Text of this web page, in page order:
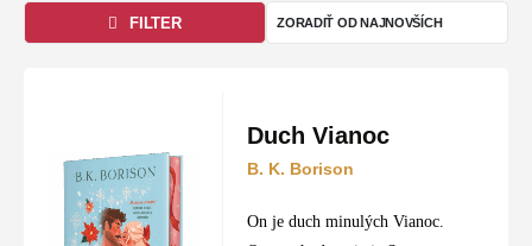
príbehov pod imelom až po mrazivé zimné thrillery a
nestarnúce klasiky, ako jeVianočná koleda. Či už
dokonalú sviatočnú pohodu.
Žánre:Vianočné romány, zimné rozprávky,
adventné príbehy a svetová klasika.
FILTER
Duch Vianoc
B. K. Borison
On je duch minulých Vianoc.